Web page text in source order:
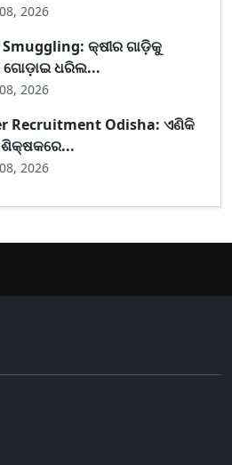
2026
କ୍ଷୀର ଗାଡ଼ିକୁ
ଗୋଡ଼ାଇ ଧରିଲ...
2026
Recruitment Odisha: ଏଣିକି
2026